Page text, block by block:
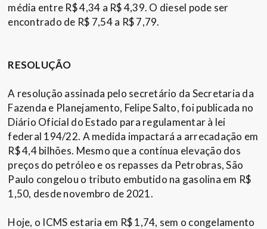
média entre R$ 4,34 a R$ 4,39. O diesel pode ser
encontrado de R$ 7,54 a R$ 7,79.
RESOLUÇÃO
A resolução assinada pelo secretário da Secretaria da
Fazenda e Planejamento, Felipe Salto, foi publicada no
Diário Oficial do Estado para regulamentar à lei
federal 194/22. A medida impactará a arrecadação em
R$ 4,4 bilhões. Mesmo que a contínua elevação dos
preços do petróleo e os repasses da Petrobras, São
Paulo congelou o tributo embutido na gasolina em R$
1,50, desde novembro de 2021.
Hoje, o ICMS estaria em R$ 1,74, sem o congelamento